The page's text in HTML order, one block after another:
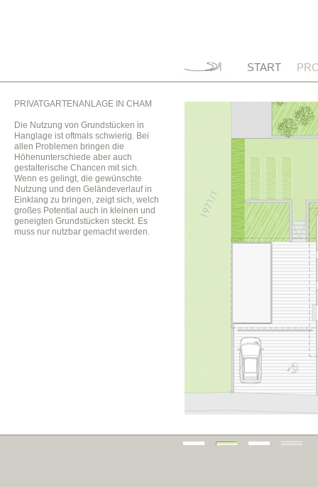
START
PRIVATGARTENANLAGE IN CHAM
Die Nutzung von Grundstücken in
Hanglage ist oftmals schwierig. Bei
allen Problemen bringen die
Höhenunterschiede aber auch
gestalterische Chancen mit sich.
Wenn es gelingt, die gewünschte
Nutzung und den Geländeverlauf in
Einklang zu bringen, zeigt sich, welch
großes Potential auch in kleinen und
geneigten Grundstücken steckt. Es
muss nur nutzbar gemacht werden.